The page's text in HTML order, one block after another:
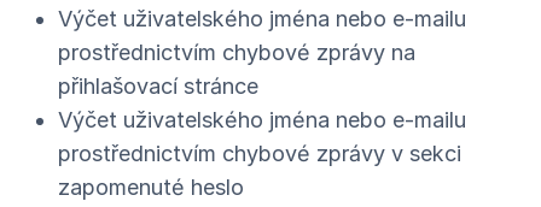
Výčet uživatelského jména nebo e-mailu
prostřednictvím chybové zprávy na
přihlašovací stránce
Výčet uživatelského jména nebo e-mailu
prostřednictvím chybové zprávy v sekci
zapomenuté heslo